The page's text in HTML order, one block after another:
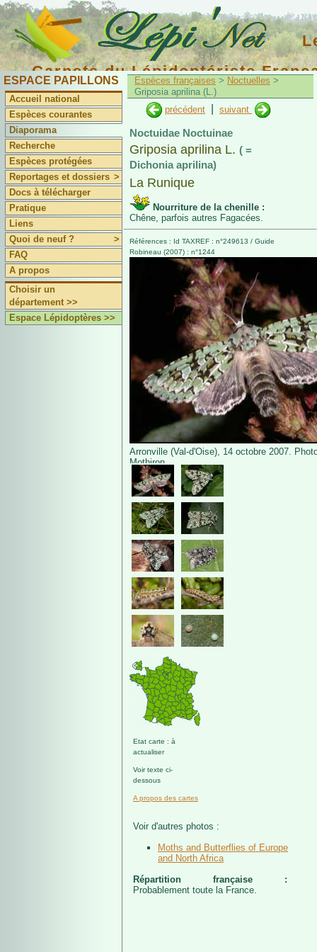
Carnets du Lépidoptériste
ESPACE PAPILLONS
Accueil national
Espèces courantes
Diaporama
Recherche
Espèces protégées
Reportages et dossiers >
Docs à télécharger
Pratique
Liens
Quoi de neuf ?
>
FAQ
A propos
Choisir un
département >>
Espace Lépidoptères >>
Espèces françaises > Noctuelles >
Griposia aprilina (L.)
précédent
suivant
Noctuidae Noctuinae
Griposia aprilina L. ( =
Dichonia aprilina)
La Runique
Nourriture de la chenille :
Chêne, parfois autres Fagacées.
Références : Id TAXREF : n°249613 / Guide
Robineau (2007) : n°1244
Arronville (Val-d'Oise), 14 octobre 2007.
Mothiron.
Etat carte : à
actualiser
Voir texte ci-
dessous
A propos des cartes
Voir d'autres photos :
Moths and Butterflies of Europe
and North Africa
Répartition française :
Probablement toute la France.